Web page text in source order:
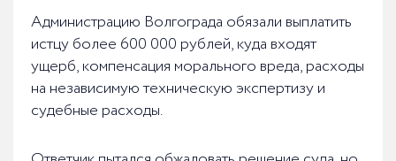
Администрацию Волгограда обязали выплатить
истцу более 600 000 рублей, куда входят
ущерб, компенсация морального вреда, расходы
на независимую техническую экспертизу и
судебные расходы.